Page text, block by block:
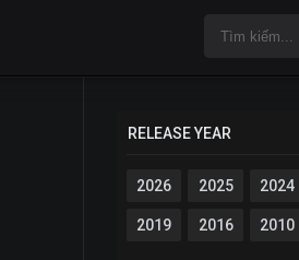
RELEASE YEAR
2026 2025 2024
2019 2016 2010